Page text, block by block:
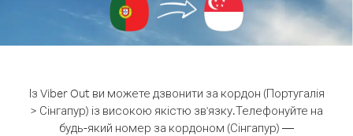
Із Viber Out ви можете дзвонити за кордон (Португалія
> Сінгапур) із високою якістю зв'язку.Телефонуйте на
будь-який номер за кордоном (Сінгапур) —